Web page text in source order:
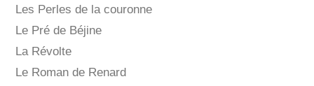
Les Perles de la couronne
Le Pré de Béjine
La Révolte
Le Roman de Renard